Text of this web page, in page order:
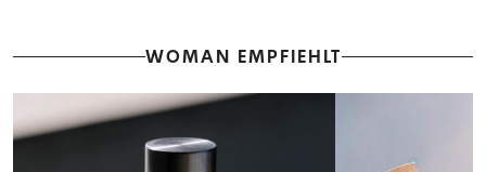
WOMAN EMPFIEHLT